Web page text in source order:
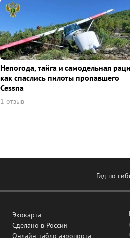
Непогода, тайга и самодельная
как спаслись пилоты пропавшего
Cessna
1 отзыв
Гид по
Экокарта
Сделано в России
Онлайн-табло аэропорта